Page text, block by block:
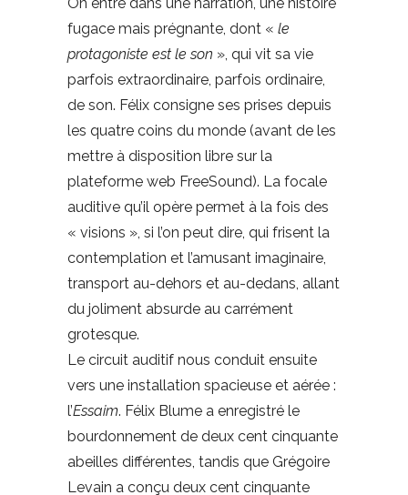
On entre dans une narration, une histoire
fugace mais prégnante, dont « le
protagoniste est le son », qui vit sa vie
parfois extraordinaire, parfois ordinaire,
de son. Félix consigne ses prises depuis
les quatre coins du monde (avant de les
mettre à disposition libre sur la
plateforme web FreeSound). La focale
auditive qu’il opère permet à la fois des
« visions », si l’on peut dire, qui frisent la
contemplation et l’amusant imaginaire,
transport au-dehors et au-dedans, allant
du joliment absurde au carrément
grotesque.
Le circuit auditif nous conduit ensuite
vers une installation spacieuse et aérée :
l’Essaim. Félix Blume a enregistré le
bourdonnement de deux cent cinquante
abeilles différentes, tandis que Grégoire
Levain a conçu deux cent cinquante